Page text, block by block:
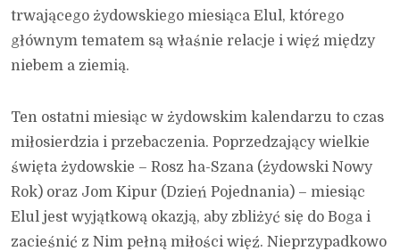
trwającego żydowskiego miesiąca Elul, którego
głównym tematem są właśnie relacje i więź między
niebem a ziemią.
Ten ostatni miesiąc w żydowskim kalendarzu to czas
miłosierdzia i przebaczenia. Poprzedzający wielkie
święta żydowskie – Rosz ha-Szana (żydowski Nowy
Rok) oraz Jom Kipur (Dzień Pojednania) – miesiąc
Elul jest wyjątkową okazją, aby zbliżyć się do Boga i
zacieśnić z Nim pełną miłości więź. Nieprzypadkowo